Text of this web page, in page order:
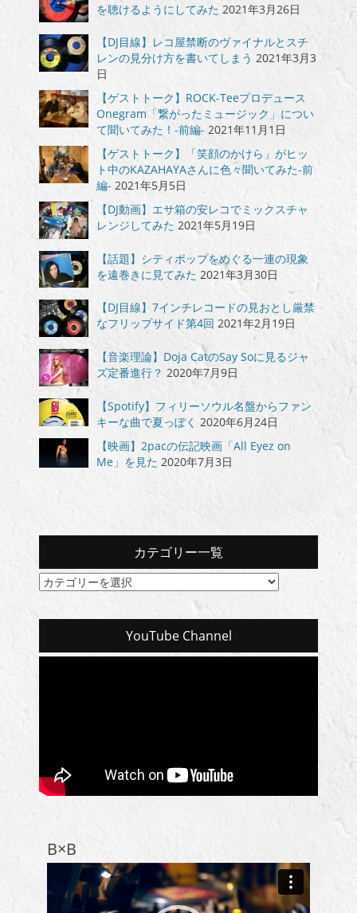
を聴けるようにしてみた 2021年3月26日
【DJ目線】レコ屋禁断のヴァイナルとスチ
レンの見分け方を書いてしまう 2021年3月3
日
【ゲストトーク】ROCK-Teeプロデュース
Onegram「繋がったミュージック」につい
て聞いてみた！-前編- 2021年11月1日
【ゲストトーク】「笑顔のかけら」がヒッ
ト中のKAZAHAYAさんに色々聞いてみた-前
編- 2021年5月5日
【DJ動画】エサ箱の安レコでミックスチャ
レンジしてみた 2021年5月19日
【話題】シティポップをめぐる一連の現象
を遠巻きに見てみた 2021年3月30日
【DJ目線】7インチレコードの見おとし厳禁
なフリップサイド第4回 2021年2月19日
【音楽理論】Doja CatのSay Soに見るジャ
ズ定番進行？ 2020年7月9日
【Spotify】フィリーソウル名盤からファン
キーな曲で夏っぽく 2020年6月24日
【映画】2pacの伝記映画「All Eyez on
Me」を見た 2020年7月3日
カテゴリー一覧
カ
YouTube Channel
B×B